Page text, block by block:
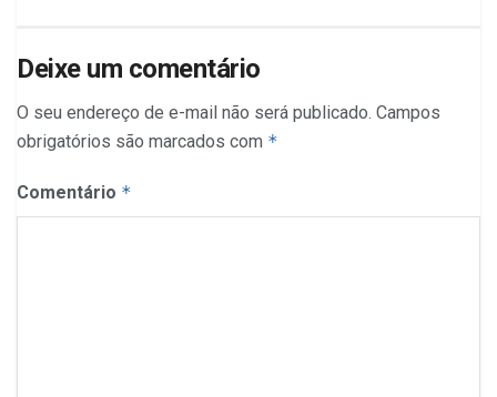
Deixe um comentário
O seu endereço de e-mail não será publicado. Campos
obrigatórios são marcados com *
Comentário *